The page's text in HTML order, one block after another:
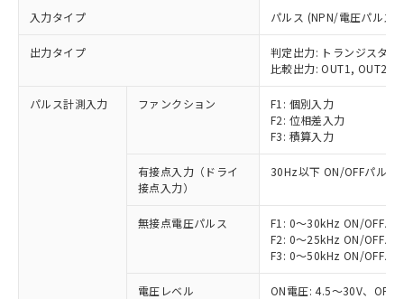
入力タイプ パルス (NPN/電圧パルス)
出力タイプ
判定出力: トランジスタ
比較出力: OUT1, OUT2,
パルス計測入力 ファンクション
F1: 個別入力
F2: 位相差入力
F3: 積算入力
有接点入力（ドライ
接点入力）
30Hz以下 ON/OFFパルス
無接点電圧パルス
F1: 0～30kHz ON/OFFパ
F2: 0～25kHz ON/OFFパ
F3: 0～50kHz ON/OFFパ
電圧レベル ON電圧: 4.5～30V、OFF